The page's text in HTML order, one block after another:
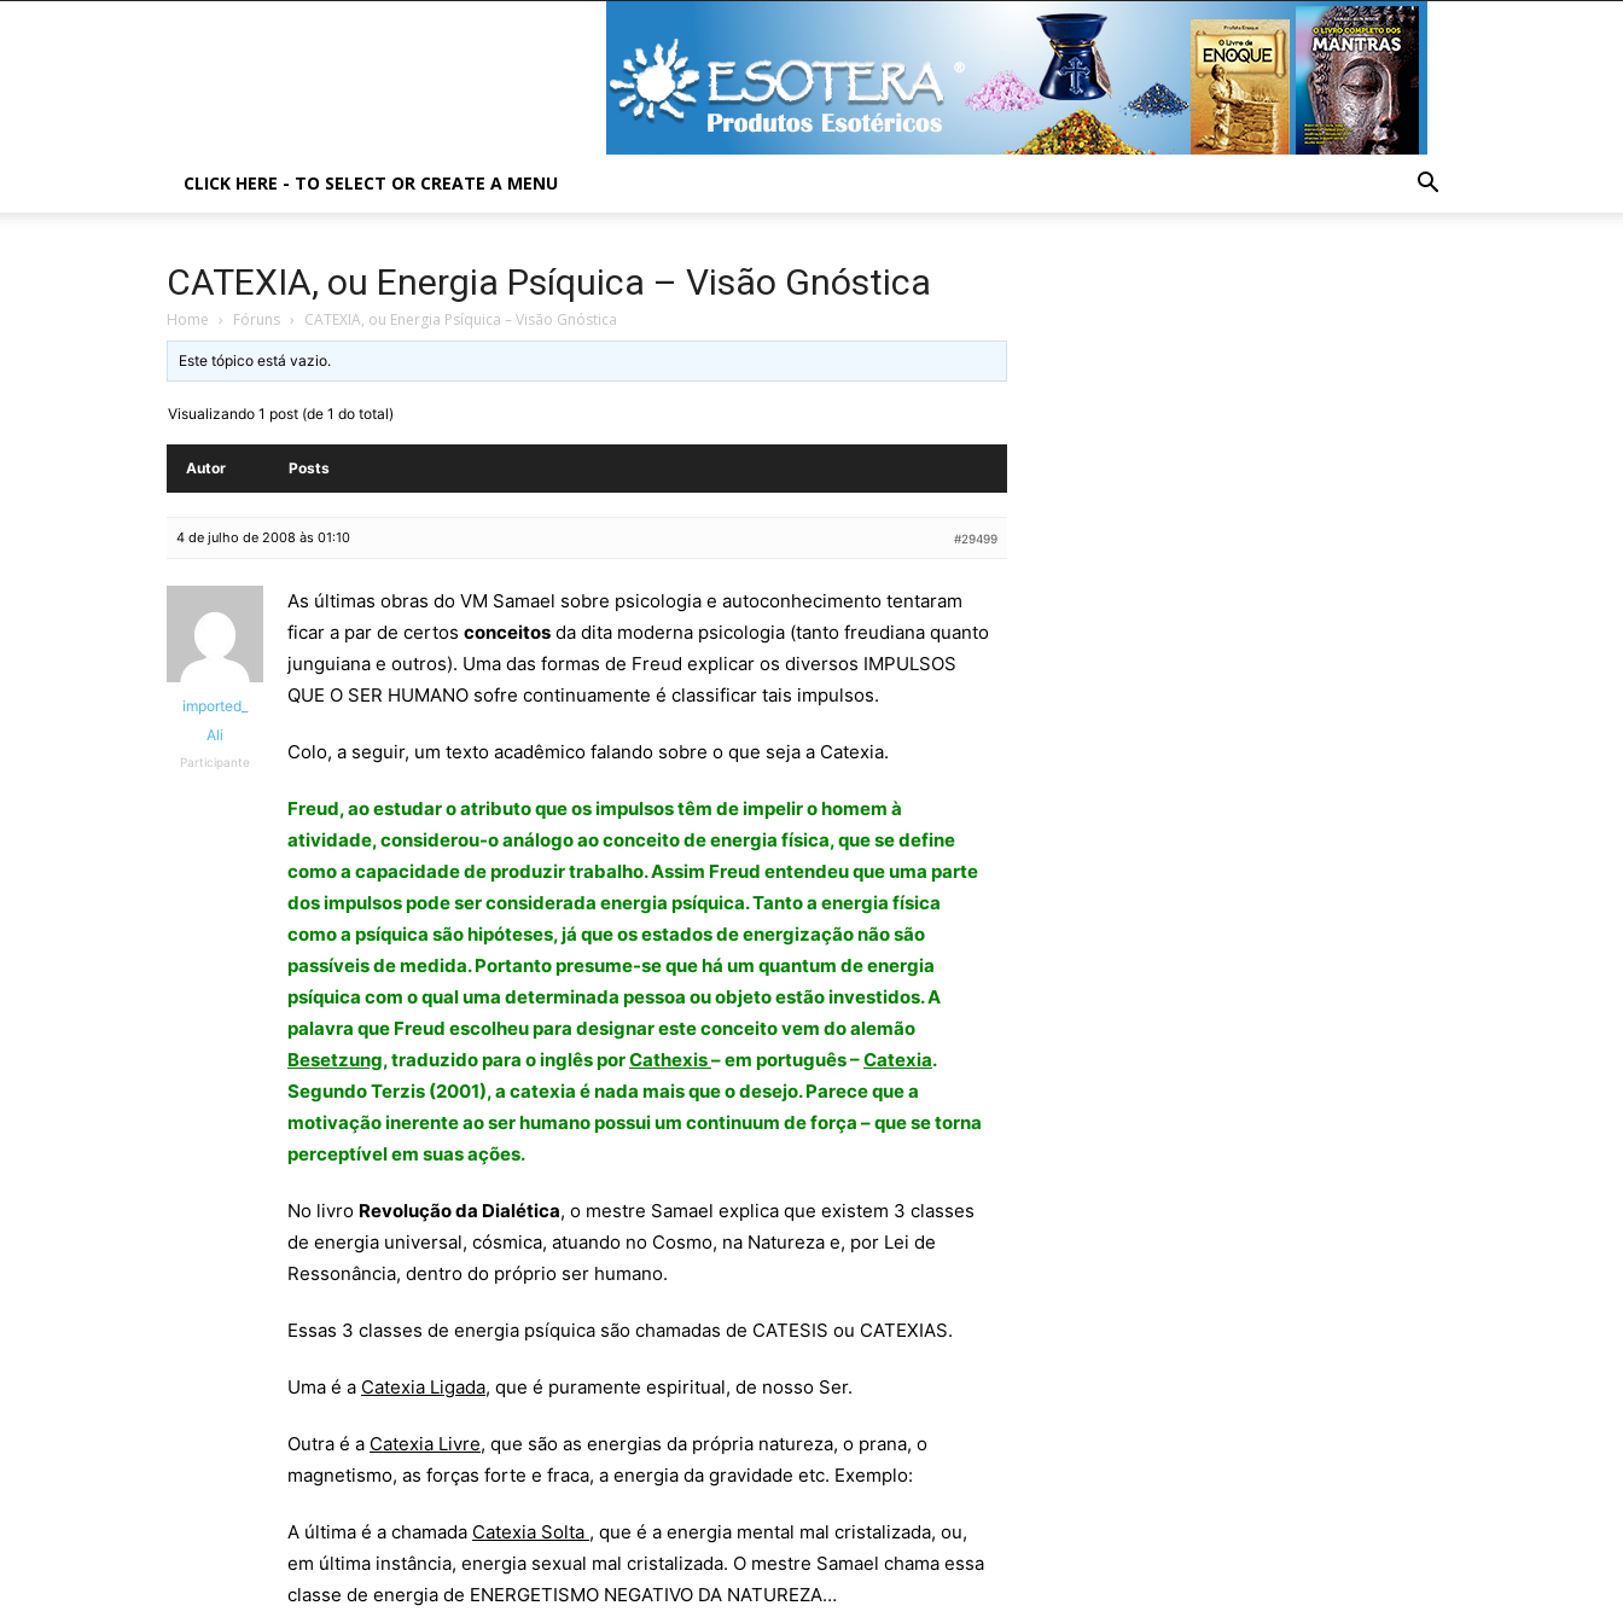
CLICK HERE - TO SELECT OR CREATE A MENU
CATEXIA, ou Energia Psíquica – Visão Gnóstica
Home › Fóruns › CATEXIA, ou Energia Psíquica – Visão Gnóstica
Este tópico está vazio.
Visualizando 1 post (de 1 do total)
Autor Posts
4 de julho de 2008 às 01:10 #29499
imported_
Ali
Participante
As últimas obras do VM Samael sobre psicologia e autoconhecimento tentaram
ficar a par de certos conceitos da dita moderna psicologia (tanto freudiana quanto
junguiana e outros). Uma das formas de Freud explicar os diversos IMPULSOS
QUE O SER HUMANO sofre continuamente é classificar tais impulsos.
Colo, a seguir, um texto acadêmico falando sobre o que seja a Catexia.
Freud, ao estudar o atributo que os impulsos têm de impelir o homem à
atividade, considerou-o análogo ao conceito de energia física, que se define
como a capacidade de produzir trabalho. Assim Freud entendeu que uma parte
dos impulsos pode ser considerada energia psíquica. Tanto a energia física
como a psíquica são hipóteses, já que os estados de energização não são
passíveis de medida. Portanto presume-se que há um quantum de energia
psíquica com o qual uma determinada pessoa ou objeto estão investidos. A
palavra que Freud escolheu para designar este conceito vem do alemão
Besetzung, traduzido para o inglês porCathexis– em português –Catexia.
Segundo Terzis (2001), a catexia é nada mais que o desejo. Parece que a
motivação inerente ao ser humano possui um continuum de força – que se torna
perceptível em suas ações.
No livro Revolução da Dialética, o mestre Samael explica que existem 3 classes
de energia universal, cósmica, atuando no Cosmo, na Natureza e, por Lei de
Ressonância, dentro do próprio ser humano.
Essas 3 classes de energia psíquica são chamadas de CATESIS ou CATEXIAS.
Uma é a Catexia Ligada, que é puramente espiritual, de nosso Ser.
Outra é a Catexia Livre, que são as energias da própria natureza, o prana, o
magnetismo, as forças forte e fraca, a energia da gravidade etc. Exemplo:
A última é a chamada Catexia Solta , que é a energia mental mal cristalizada, ou,
em última instância, energia sexual mal cristalizada. O mestre Samael chama essa
classe de energia de ENERGETISMO NEGATIVO DA NATUREZA…